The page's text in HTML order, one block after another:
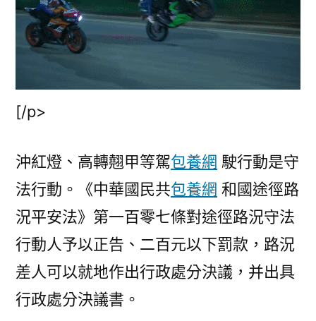
[/p>
沖紅燈、高轉翹甲等駕包養網 駛行動是守
法行動。《中華國民共包養網 和國途徑路
況平安法》第一百零七條對途徑路況守法
行動人予以正告、二百元以下罰款，路況
差人可以就地作出行政處分決議，并出具
行政處分決議書。